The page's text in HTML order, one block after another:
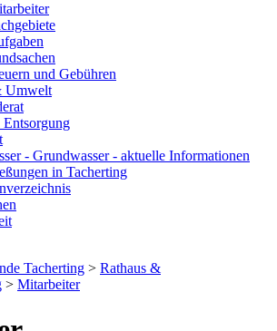
und Gebühren
Umwelt
- Grundwasser - aktuelle Informationen
in Tacherting
Tacherting > Rathaus &
> Mitarbeiter